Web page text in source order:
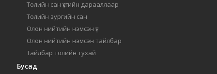
Толийн сан үсгийн дарааллаар
Толийн зургийн сан
Олон нийтийн нэмсэн үг
Олон нийтийн нэмсэн тайлбар
Тайлбар толийн тухай
Бусад